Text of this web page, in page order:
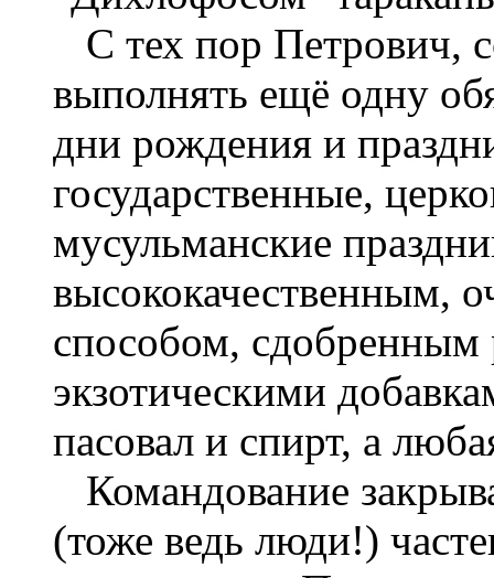
С тех пор Петрович,
выполнять ещё одну
дни рождения и
государственные,
мусульманские
высококачественным,
способом,
экзотическими
пасовал и спирт, а
Командование
(тоже ведь люди!)